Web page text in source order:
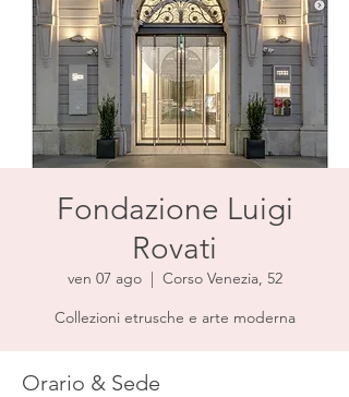
Fondazione Luigi
Rovati
ven 07 ago
  |
Corso Venezia, 52
Collezioni etrusche e arte moderna
Orario & Sede